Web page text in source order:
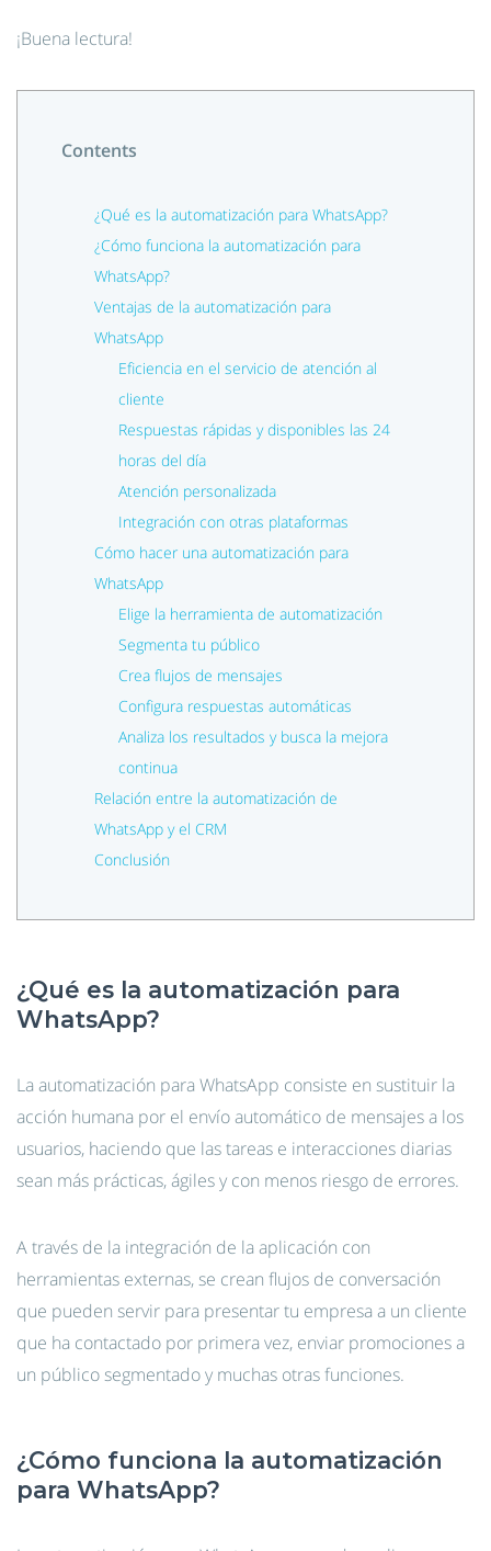
¡Buena lectura!
Contents
¿Qué es la automatización para WhatsApp?
¿Cómo funciona la automatización para
WhatsApp?
Ventajas de la automatización para
WhatsApp
Eficiencia en el servicio de atención al
cliente
Respuestas rápidas y disponibles las 24
horas del día
Atención personalizada
Integración con otras plataformas
Cómo hacer una automatización para
WhatsApp
Elige la herramienta de automatización
Segmenta tu público
Crea flujos de mensajes
Configura respuestas automáticas
Analiza los resultados y busca la mejora
continua
Relación entre la automatización de
WhatsApp y el CRM
Conclusión
¿Qué es la automatización para
WhatsApp?
La automatización para WhatsApp consiste en sustituir la
acción humana por el envío automático de mensajes a los
usuarios, haciendo que las tareas e interacciones diarias
sean más prácticas, ágiles y con menos riesgo de errores.
A través de la integración de la aplicación con
herramientas externas, se crean flujos de conversación
que pueden servir para presentar tu empresa a un cliente
que ha contactado por primera vez, enviar promociones a
un público segmentado y muchas otras funciones.
¿Cómo funciona la automatización
para WhatsApp?